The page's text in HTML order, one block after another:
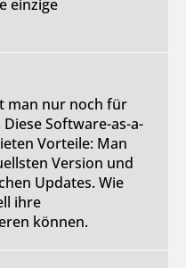
einzige
man nur noch für
Software-as-a-
Vorteile: Man
Version und
Updates. Wie
ihre
können.